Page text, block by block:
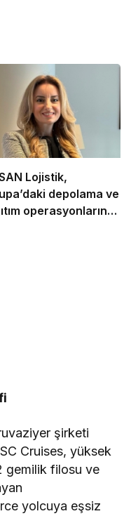
Lojistik,
depolama ve
operasyonlarına
ziyer şirketi
Cruises, yüksek
gemilik filosu ve
yolcuya eşsiz